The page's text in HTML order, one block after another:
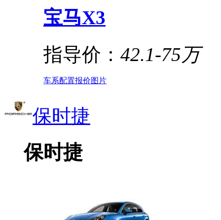
宝马X3
指导价： 42.1-75万
车系配置报价图片
保时捷
保时捷